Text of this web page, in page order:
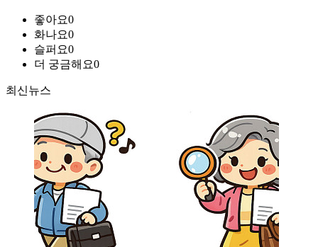
좋아요0
화나요0
슬퍼요0
더 궁금해요0
최신뉴스